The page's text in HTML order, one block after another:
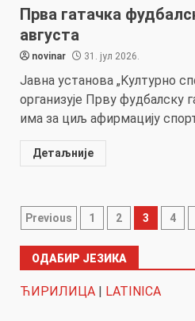
Прва гатачка
августа
novinar 31. јул 2026.
Јавна установа „Kултурно
организује Прву фудбалску
има за циљ афирмацију
Детаљније
Пагинација
чланака
Previous 1 2 3 4
ОДАБИР ЈЕЗИКА
ЋИРИЛИЦА | LATINICA